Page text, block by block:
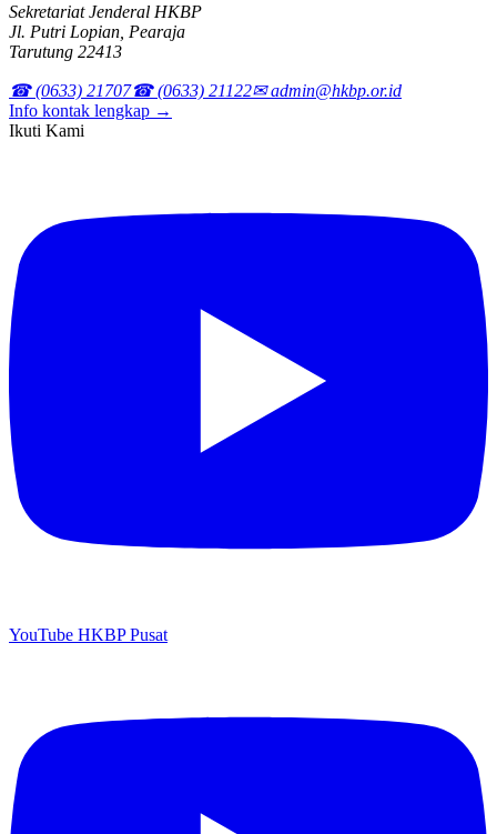
Sekretariat Jenderal HKBP
Jl. Putri Lopian, Pearaja
Tarutung 22413
☎ (0633) 21707☎ (0633) 21122✉ admin@hkbp.or.id
Info kontak lengkap →
Ikuti Kami
YouTube HKBP Pusat